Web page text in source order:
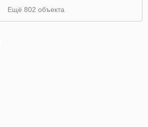
Ещё 802 объекта